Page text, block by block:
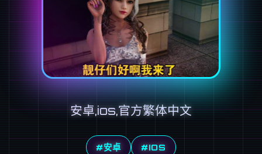
安卓,ios,官方繁体中文
#安卓 #IOS